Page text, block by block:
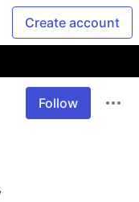
Create account
Follow